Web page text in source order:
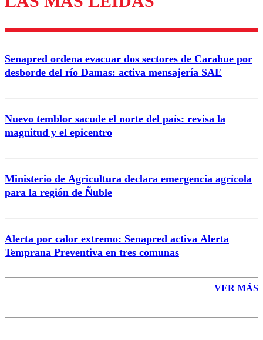
diálogo respetuoso.
Correo
Senapred ordena evacuar dos sectores de Carahue por
desborde del río Damas: activa mensajería SAE
Nuevo temblor sacude el norte del país: revisa la
magnitud y el epicentro
Ministerio de Agricultura declara emergencia agrícola
para la región de Ñuble
Alerta por calor extremo: Senapred activa Alerta
Temprana Preventiva en tres comunas
VER MÁS